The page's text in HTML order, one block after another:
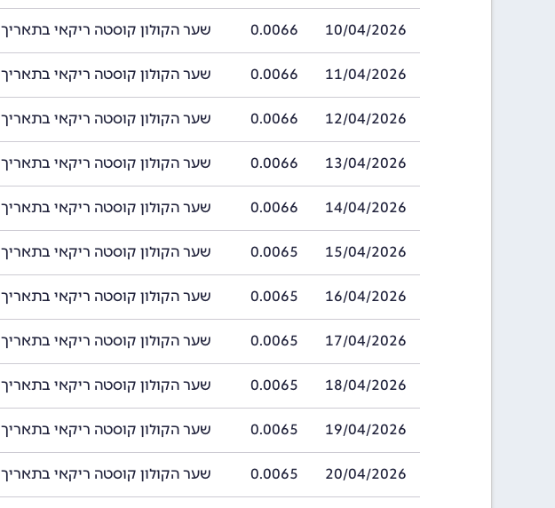
10/04/2026
0.0066 שער הקולון קוסטה ריקאי בתאריך 10/04/2026 הוא 0.0066
11/04/2026
0.0066 שער הקולון קוסטה ריקאי בתאריך 11/04/2026 הוא 0.0066
12/04/2026
0.0066 שער הקולון קוסטה ריקאי בתאריך 12/04/2026 הוא 0.0066
13/04/2026
0.0066 שער הקולון קוסטה ריקאי בתאריך 13/04/2026 הוא 0.0066
14/04/2026
0.0066 שער הקולון קוסטה ריקאי בתאריך 14/04/2026 הוא 0.0066
15/04/2026
0.0065 שער הקולון קוסטה ריקאי בתאריך 15/04/2026 הוא 0.0065
16/04/2026
0.0065 שער הקולון קוסטה ריקאי בתאריך 16/04/2026 הוא 0.0065
17/04/2026
0.0065 שער הקולון קוסטה ריקאי בתאריך 17/04/2026 הוא 0.0065
18/04/2026
0.0065 שער הקולון קוסטה ריקאי בתאריך 18/04/2026 הוא 0.0065
19/04/2026
0.0065 שער הקולון קוסטה ריקאי בתאריך 19/04/2026 הוא 0.0065
20/04/2026
0.0065 שער הקולון קוסטה ריקאי בתאריך 20/04/2026 הוא 0.0065